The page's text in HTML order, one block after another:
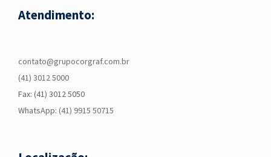
Atendimento:
contato@grupocorgraf.com.br
(41) 3012 5000
Fax: (41) 3012 5050
WhatsApp: (41) 9915 50715